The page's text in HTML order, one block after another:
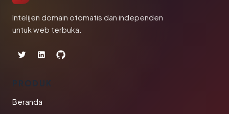
Intelijen domain otomatis dan independen
untuk web terbuka.
PRODUK
Beranda